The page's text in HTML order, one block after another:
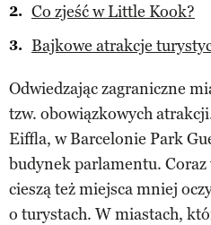
Co zjeść w Little Kook?
Bajkowe atrakcje
Odwiedzając zagraniczne
tzw. obowiązkowych
Eiffla, w Barcelonie Park
budynek parlamentu.
cieszą też miejsca mniej
o turystach. W miastach,